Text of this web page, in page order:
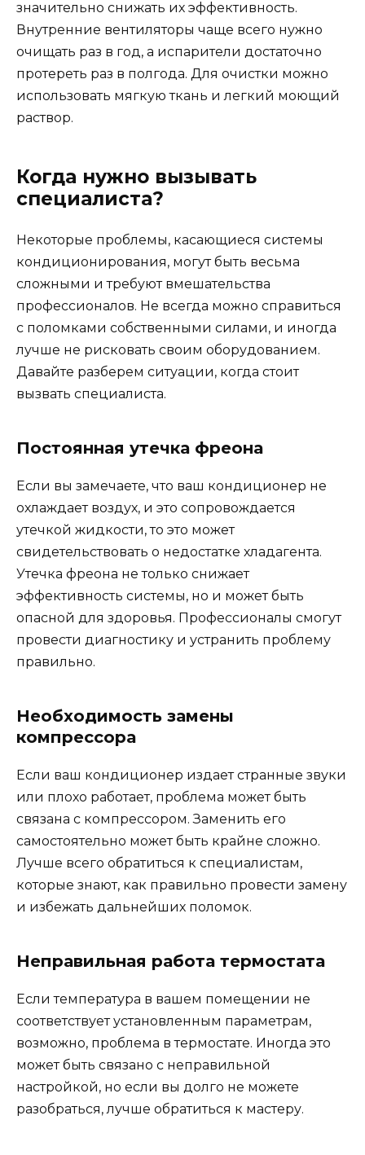
значительно снижать их эффективность.
Внутренние вентиляторы чаще всего нужно
очищать раз в год, а испарители достаточно
протереть раз в полгода. Для очистки можно
использовать мягкую ткань и легкий моющий
раствор.
Когда нужно вызывать
специалиста?
Некоторые проблемы, касающиеся системы
кондиционирования, могут быть весьма
сложными и требуют вмешательства
профессионалов. Не всегда можно справиться
с поломками собственными силами, и иногда
лучше не рисковать своим оборудованием.
Давайте разберем ситуации, когда стоит
вызвать специалиста.
Постоянная утечка фреона
Если вы замечаете, что ваш кондиционер не
охлаждает воздух, и это сопровождается
утечкой жидкости, то это может
свидетельствовать о недостатке хладагента.
Утечка фреона не только снижает
эффективность системы, но и может быть
опасной для здоровья. Профессионалы смогут
провести диагностику и устранить проблему
правильно.
Необходимость замены
компрессора
Если ваш кондиционер издает странные звуки
или плохо работает, проблема может быть
связана с компрессором. Заменить его
самостоятельно может быть крайне сложно.
Лучше всего обратиться к специалистам,
которые знают, как правильно провести замену
и избежать дальнейших поломок.
Неправильная работа термостата
Если температура в вашем помещении не
соответствует установленным параметрам,
возможно, проблема в термостате. Иногда это
может быть связано с неправильной
настройкой, но если вы долго не можете
разобраться, лучше обратиться к мастеру.